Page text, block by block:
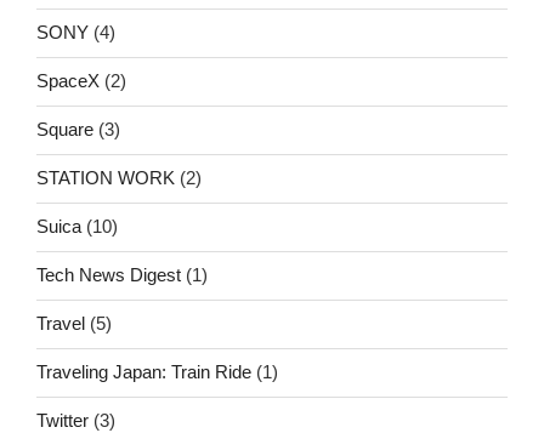
SONY (4)
SpaceX (2)
Square (3)
STATION WORK (2)
Suica(10)
Tech News Digest (1)
Travel (5)
Traveling Japan: Train Ride (1)
Twitter (3)